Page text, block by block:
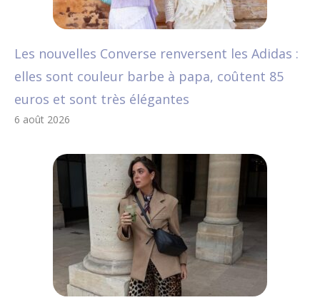
Les nouvelles Converse renversent les Adidas :
elles sont couleur barbe à papa, coûtent 85
euros et sont très élégantes
6 août 2026